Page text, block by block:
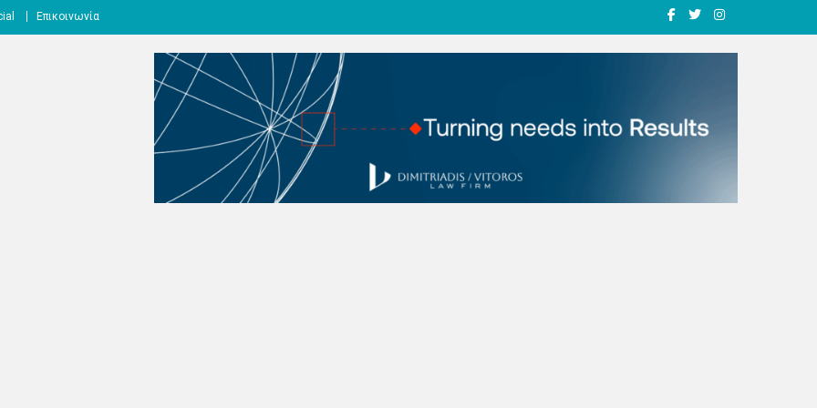
Επικοινωνία